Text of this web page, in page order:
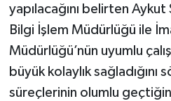
yapılacağını belirten
Bilgi İşlem Müdürlüğü ile
Müdürlüğü’nün uyumlu
büyük kolaylık
süreçlerinin olumlu